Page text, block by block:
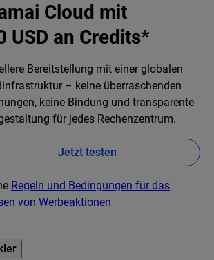
Cloud mit
USD an Credits*
Bereitstellung mit einer globalen
– keine überraschenden
keine Bindung und transparente
für jedes Rechenzentrum.
Jetzt testen
Regeln und Bedingungen für das
von Werbeaktionen